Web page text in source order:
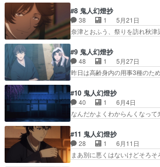
存在を忘れてる理由おふう本
力ほんとレベル高すぎ！！
くの上手すぎでしょ。話の…
じみといい回だった細やかな
作った因縁をベースに伝奇バ
て話の構成が完璧だろ。こ
の父親それぞれとの繋がり
無い会話劇メインの方が見応
家に遊びに行ったら聞かさ…
ムスライム倒して300…
#8 鬼人幻燈抄
38 1
5月21日
奈津とおふう、祭りを訪れ
も甚夜の刀の納め方が気にな
ぎるだろ！！！！！！！！！
秋津が作った簪ってことは
染吾郎きちゃーー！染吾郎
新キャラが出てきてcv遊佐…
甚夜の同業者らしいが甚… 『
も、いつか蛤になるとえ…
#9 鬼人幻燈抄
48 1
5月27日
昨日は高齢身内の用事3種の
の想い"が"紡ぐ"、からの千夜
は実は××だった・が気持ち
れで終わり？？？いや流石
然三匹の犬神を甚夜にけし
った詳しい人教えてくだ… 最
次から舞台は遂に現代… この
はないなとあらため…
#10 鬼人幻燈抄
40 1
6月4日
なんだかよくわからんくな
と陰の戦闘中に、鬼の面をつ
年、直次は軒下で雨宿り中に
白い構成やね。マンネリ防
の話は、まだ続いていたの
#11 鬼人幻燈抄
28 1
6月11日
まあ別に悪くはないけどそ